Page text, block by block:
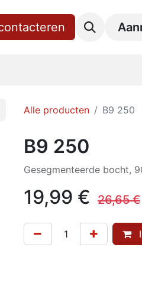
RoVent10 Online
Alle producten B9 250
B9 250
Gesegmenteerde bocht,
19,99 € 26,65€